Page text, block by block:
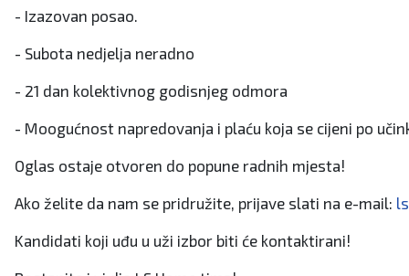
- Izazovan posao.
- Subota nedjelja neradno
- 21 dan kolektivnog godisnjeg odmora
- Moogućnost napredovanja i plaću koja se cijeni po
Oglas ostaje otvoren do popune radnih mjesta!
Ako želite da nam se pridružite, prijave slati na e-mail:
Kandidati koji uđu u uži izbor biti će kontaktirani!